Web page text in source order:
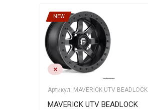
NEW
Артикул: MAVERICK UTV BEADLOCK
MAVERICK UTV BEADLOCK